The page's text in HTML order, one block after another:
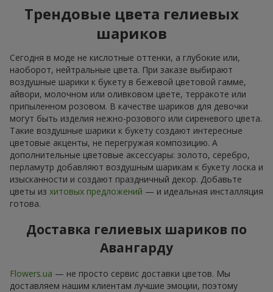
Трендовые цвета гелиевых
шариков
Сегодня в моде не кислотные оттенки, а глубокие или,
наоборот, нейтральные цвета. При заказе выбирают
воздушные шарики к букету в бежевой цветовой гамме,
айвори, молочном или оливковом цвете, терракоте или
припыленном розовом. В качестве шариков для девочки
могут быть изделия нежно-розового или сиреневого цвета.
Такие воздушные шарики к букету создают интересные
цветовые акценты, не перегружая композицию. А
дополнительные цветовые аксессуары: золото, серебро,
перламутр добавляют воздушным шарикам к букету лоска и
изысканности и создают праздничный декор. Добавьте
цветы из хитовых предложений — и идеальная инсталляция
готова.
Доставка гелиевых шариков по
Авангарду
Flowers.ua — не просто сервис доставки цветов. Мы
доставляем нашим клиентам лучшие эмоции, поэтому